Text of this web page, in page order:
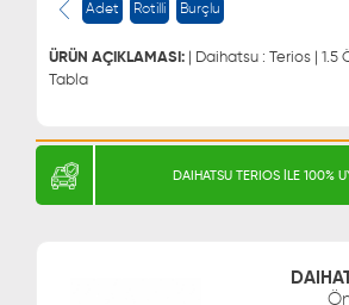
Adet Rotilli Burçlu
ÜRÜN AÇIKLAMASI:
Tabla
WHATSAPP
0543 329 21 66
0543 329 21 55
DAIHATSU TERIOS İLE 100%